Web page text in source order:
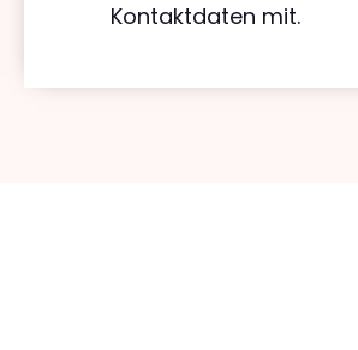
Kontaktdaten mit.